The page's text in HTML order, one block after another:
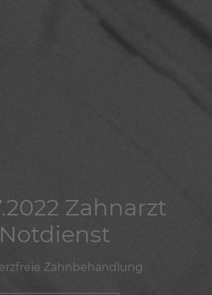
Zahnarzt
Notdienst
Zahnbehandlung
Zahnarzt
Notdienst
Zahnbehandlung
Zahnarzt
Notdienst
Zahnbehandlung